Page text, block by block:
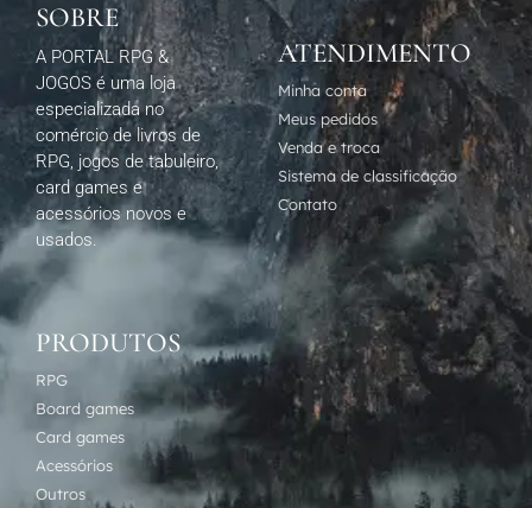
SOBRE
A PORTAL RPG &
JOGOS é uma loja
especializada no
comércio de livros de
RPG, jogos de tabuleiro,
card games e
acessórios novos e
usados.
ATENDIMENTO
Minha conta
Meus pedidos
Venda e troca
Sistema de classificação
Contato
PRODUTOS
RPG
Board games
Card games
Acessórios
Outros